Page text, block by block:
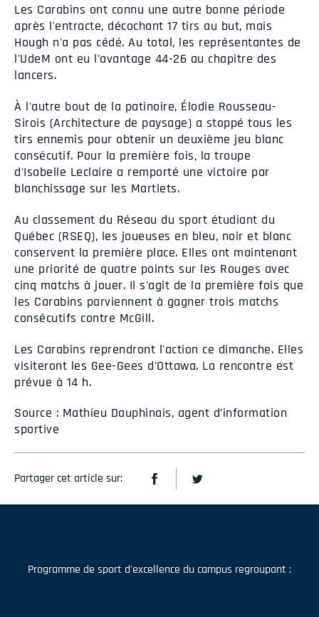
Les Carabins ont connu une autre bonne période
après l'entracte, décochant 17 tirs au but, mais
Hough n'a pas cédé. Au total, les représentantes de
l'UdeM ont eu l'avantage 44-26 au chapitre des
lancers.
À l'autre bout de la patinoire, Élodie Rousseau-
Sirois (Architecture de paysage) a stoppé tous les
tirs ennemis pour obtenir un deuxième jeu blanc
consécutif. Pour la première fois, la troupe
d'Isabelle Leclaire a remporté une victoire par
blanchissage sur les Martlets.
Au classement du Réseau du sport étudiant du
Québec (RSEQ), les joueuses en bleu, noir et blanc
conservent la première place. Elles ont maintenant
une priorité de quatre points sur les Rouges avec
cinq matchs à jouer. Il s'agit de la première fois que
les Carabins parviennent à gagner trois matchs
consécutifs contre McGill.
Les Carabins reprendront l'action ce dimanche. Elles
visiteront les Gee-Gees d'Ottawa. La rencontre est
prévue à 14 h.
Source : Mathieu Dauphinais, agent d’information
sportive
Partager cet article sur:
Programme de sport d'excellence du campus regroupant :